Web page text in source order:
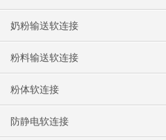
奶粉输送软连接
粉料输送软连接
粉体软连接
防静电软连接